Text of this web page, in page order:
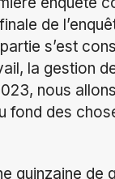
de
s’est
la gestion
nous
fond des
quinzaine de